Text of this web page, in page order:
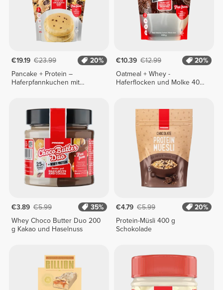
€19.19 €23.99
20%
Pancake + Protein –
Haferpfannkuchen mit
€10.39 €12.99
20%
Oatmeal + Whey -
Haferflocken und Molke 400
€3.89 €5.99
35%
Whey Choco Butter Duo 200
g Kakao und Haselnuss
€4.79 €5.99
20%
Protein-Müsli 400 g
Schokolade